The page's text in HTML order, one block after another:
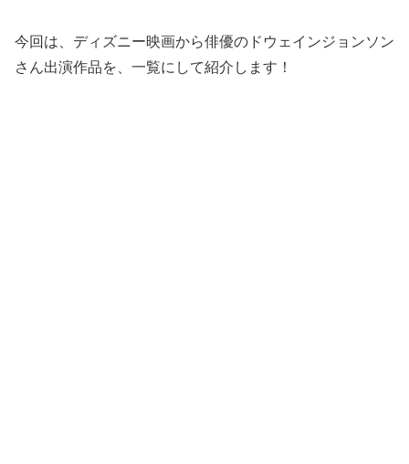
今回は、ディズニー映画から俳優のドウェインジョンソン
さん出演作品を、一覧にして紹介します！